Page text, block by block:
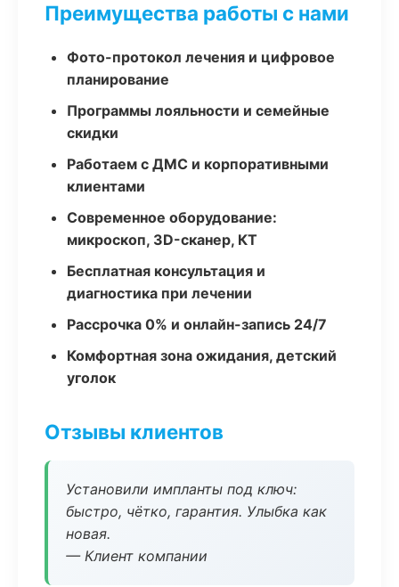
Преимущества работы с нами
Фото-протокол лечения и цифровое
планирование
Программы лояльности и семейные
скидки
Работаем с ДМС и корпоративными
клиентами
Современное оборудование:
микроскоп, 3D-сканер, КТ
Бесплатная консультация и
диагностика при лечении
Рассрочка 0% и онлайн-запись 24/7
Комфортная зона ожидания, детский
уголок
Отзывы клиентов
Установили импланты под ключ:
быстро, чётко, гарантия. Улыбка как
новая.
— Клиент компании